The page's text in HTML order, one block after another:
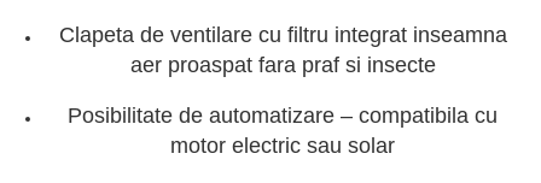
Clapeta de ventilare cu filtru integrat inseamna
aer proaspat fara praf si insecte
Posibilitate de automatizare – compatibila cu
motor electric sau solar